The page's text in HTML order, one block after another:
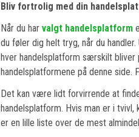
Bliv fortrolig med din
Når du har valgt handelsplatform
du føler dig helt tryg, når du
hver handelsplatform særskilt
handelsplatformene på denne side.
Det kan være lidt forvirrende at
handelsplatform. Hvis man er i
er en lille liste over de mest